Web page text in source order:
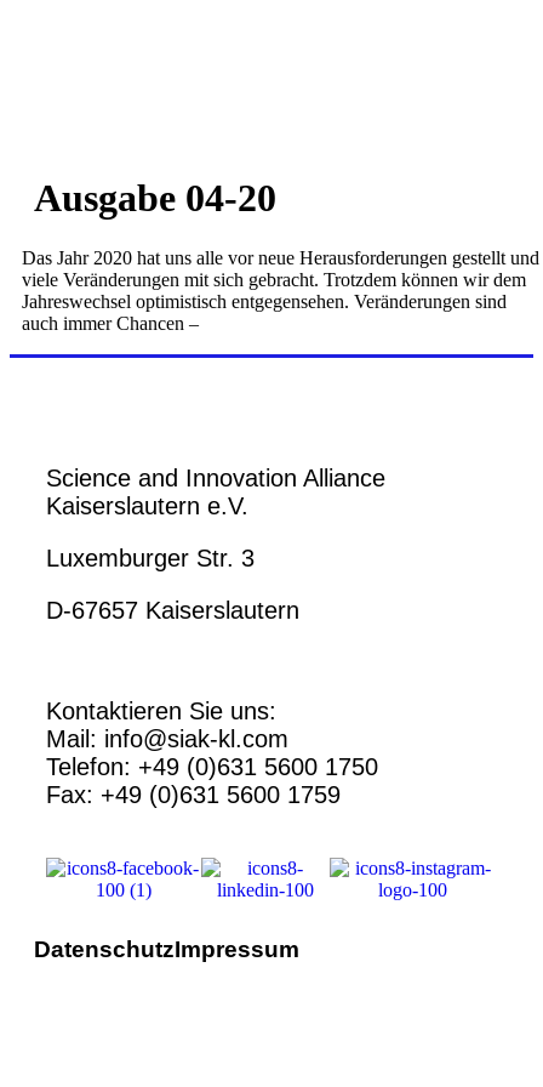
Ausgabe 04-20
Das Jahr 2020 hat uns alle vor neue Herausforderungen gestellt und
viele Veränderungen mit sich gebracht. Trotzdem können wir dem
Jahreswechsel optimistisch entgegensehen. Veränderungen sind
auch immer Chancen –
Science and Innovation Alliance
Kaiserslautern e.V.
Luxemburger Str. 3
D-67657 Kaiserslautern
Kontaktieren Sie uns:
Mail: info@siak-kl.com
Telefon: +49 (0)631 5600 1750
Fax: +49 (0)631 5600 1759
DatenschutzImpressum